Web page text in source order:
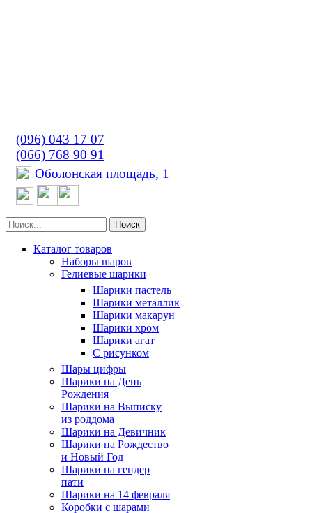
(096) 043 17 07
(066) 768 90 91
Оболонская площадь, 1
Поиск
Каталог товаров
Наборы шаров
Гелиевые шарики
Шарики пастель
Шарики металлик
Шарики макарун
Шарики хром
Шарики агат
С рисунком
Шары цифры
Шарики на День
Рождения
Шарики на Выписку
из роддома
Шарики на Девичник
Шарики на Рождество
и Новый Год
Шарики на гендер
пати
Шарики на 14 февраля
Коробки с шарами